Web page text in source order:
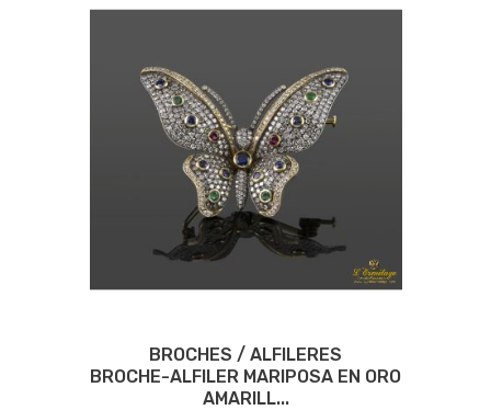
BROCHES / ALFILERES
BROCHE-ALFILER MARIPOSA EN ORO
AMARILL...